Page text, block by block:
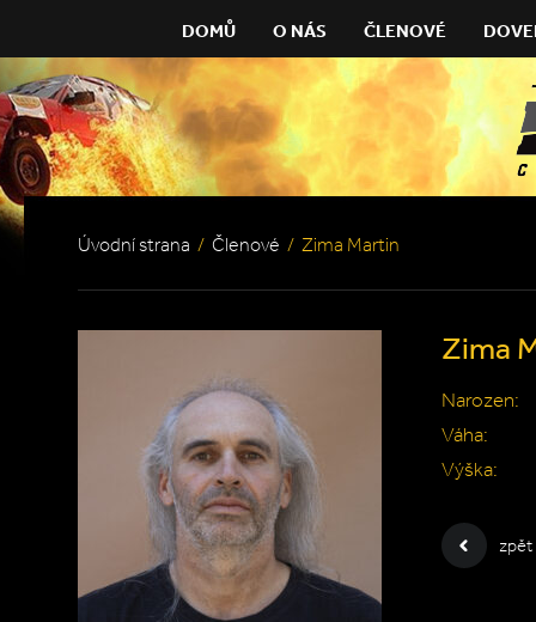
DOMŮ O NÁS ČLENOVÉ
Úvodní strana / Členové / Zima Martin
Zima
Narozen:
Váha:
Výška:
zpět